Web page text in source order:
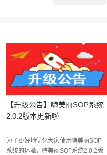
【升级公告】嗨美丽SOP系统
2.0.2版本更新啦
为了更好地优化大家使用嗨美丽SOP
系统的体验，嗨美丽SOP系统2.0.2版